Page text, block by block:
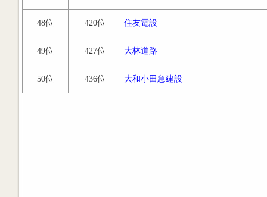
48位 420位 住友電設
49位 427位 大林道路
50位 436位 大和小田急建設